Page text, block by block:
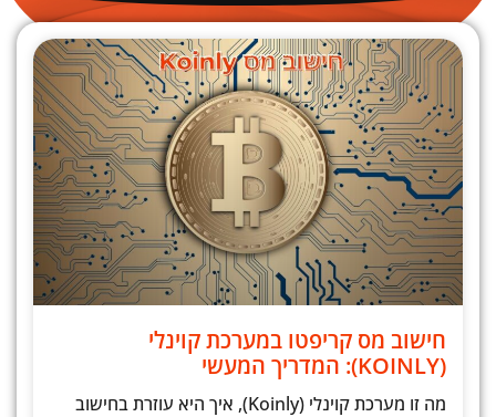
חישוב מס קריפטו במערכת קוינלי
(KOINLY): המדריך המעשי
מה זו מערכת קוינלי (Koinly), איך היא עוזרת בחישוב